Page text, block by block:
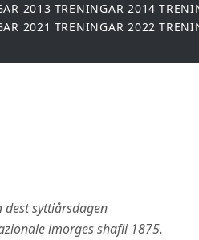
2013 TRENINGAR 2014
2021 TRENINGAR 2022
dest syttiårsdagen
imorges shafii 1875.